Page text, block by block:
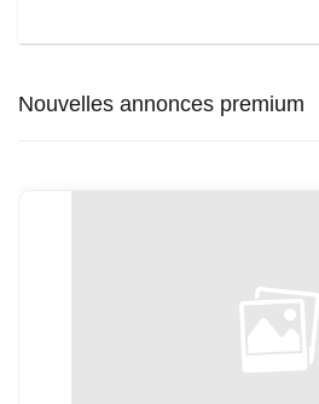
Nouvelles annonces premium